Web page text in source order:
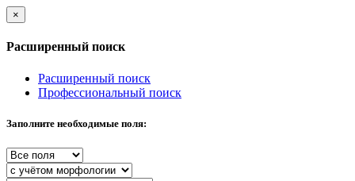
×
Расширенный поиск
Расширенный поиск
Профессиональный поиск
Заполните необходимые поля: